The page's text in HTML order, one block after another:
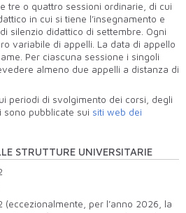
tre o quattro sessioni ordinarie, di cui
in cui si tiene l’insegnamento e
silenzio didattico di settembre. Ogni
variabile di appelli. La data di appello
Per ciascuna sessione i singoli
almeno due appelli a distanza di
periodi di svolgimento dei corsi, degli
sono pubblicate sui siti web dei
STRUTTURE UNIVERSITARIE
per l’anno 2026,
la